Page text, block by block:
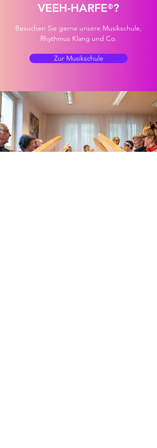
VEEH-HARFE®?
Besuchen Sie gerne unsere Musikschule,
Rhythmus Klang und Co.
Zur Musikschule